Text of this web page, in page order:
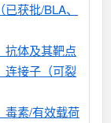
获批/BLA、
抗体及其靶点
连接子（可裂
毒素/有效载荷